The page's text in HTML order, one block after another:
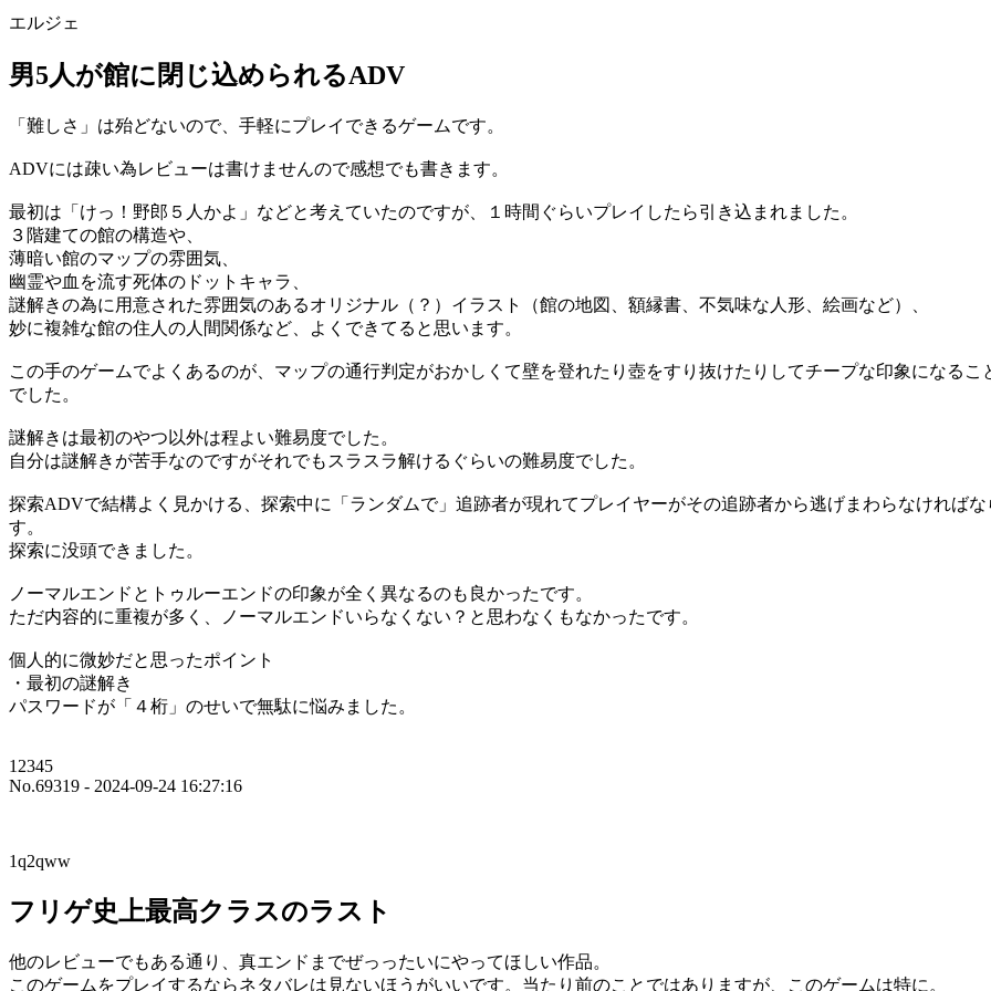
エルジェ
男5人が館に閉じ込められるADV
「難しさ」は殆どないので、手軽にプレイできるゲームです。
ADVには疎い為レビューは書けませんので感想でも書きます。
最初は「けっ！野郎５人かよ」などと考えていたのですが、１時間ぐらいプレイしたら引き込まれました。
３階建ての館の構造や、
薄暗い館のマップの雰囲気、
幽霊や血を流す死体のドットキャラ、
謎解きの為に用意された雰囲気のあるオリジナル（？）イラスト（館の地図、額縁書、不気味な人形、絵画など）、
妙に複雑な館の住人の人間関係など、よくできてると思います。
この手のゲームでよくあるのが、マップの通行判定がおかしくて壁を登れたり壺をすり抜けたりしてチープな印象になる
でした。
謎解きは最初のやつ以外は程よい難易度でした。
自分は謎解きが苦手なのですがそれでもスラスラ解けるぐらいの難易度でした。
探索ADVで結構よく見かける、探索中に「ランダムで」追跡者が現れてプレイヤーがその追跡者から逃げまわらなければ
す。
探索に没頭できました。
ノーマルエンドとトゥルーエンドの印象が全く異なるのも良かったです。
ただ内容的に重複が多く、ノーマルエンドいらなくない？と思わなくもなかったです。
個人的に微妙だと思ったポイント
・最初の謎解き
パスワードが「４桁」のせいで無駄に悩みました。
12345
No.69319 - 2024-09-24 16:27:16
1q2qww
フリゲ史上最高クラスのラスト
他のレビューでもある通り、真エンドまでぜっったいにやってほしい作品。
このゲームをプレイするならネタバレは見ないほうがいいです。当たり前のことではありますが、このゲームは特に。